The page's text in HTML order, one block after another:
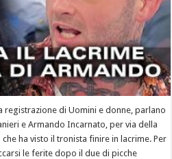
registrazione di Uomini e donne, parlano
e Armando Incarnato, per via della
ha visto il tronista finire in lacrime. Per
le ferite dopo il due di picche